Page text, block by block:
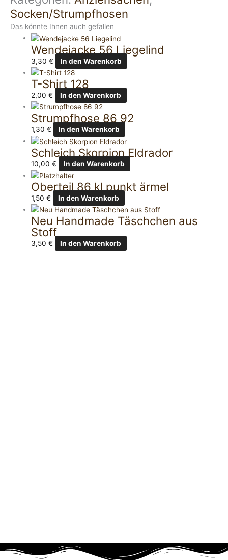
Socken/Strumpfhosen
Das könnte Ihnen auch gefallen
Wendejacke 56 Liegelind
3,30€ In den Warenkorb
T-Shirt 128
2,00€ In den Warenkorb
Strumpfhose 86 92
1,30€ In den Warenkorb
Schleich Skorpion Eldrador
10,00€ In den Warenkorb
Oberteil 86 kl punkt ärmel
1,50€ In den Warenkorb
Neu Handmade Täschchen aus
Stoff
3,50€ In den Warenkorb